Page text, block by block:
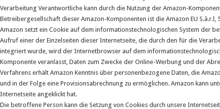
Verarbeitung Verantwortliche kann durch die Nutzung der Amazon-
Betreibergesellschaft dieser Amazon-Komponenten ist die Amazon EU S.à.r.l,
Amazon setzt ein Cookie auf dem informationstechnologischen System der
Aufruf einer der Einzelseiten dieser Internetseite, die durch den für die
integriert wurde, wird der Internetbrowser auf dem
Komponente veranlasst, Daten zum Zwecke der Online-Werbung und der
Verfahrens erhält Amazon Kenntnis über personenbezogene Daten, die
und in der Folge eine Provisionsabrechnung zu ermöglichen. Amazon kann
Internetseite angeklickt hat.
Die betroffene Person kann die Setzung von Cookies durch unsere